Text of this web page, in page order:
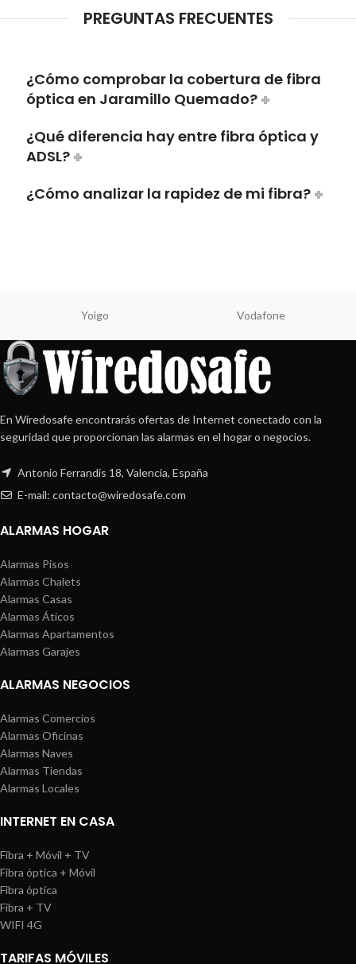
PREGUNTAS FRECUENTES
¿Cómo comprobar la cobertura de fibra
óptica en Jaramillo Quemado?
¿Qué diferencia hay entre fibra óptica y
ADSL?
¿Cómo analizar la rapidez de mi fibra?
Yoigo Vodafone
En Wiredosafe encontrarás ofertas de Internet conectado con la
seguridad que proporcionan las alarmas en el hogar o negocios.
Antonio Ferrandis 18, Valencia, España
E-mail: contacto@wiredosafe.com
ALARMAS HOGAR
Alarmas Pisos
Alarmas Chalets
Alarmas Casas
Alarmas Áticos
Alarmas Apartamentos
Alarmas Garajes
ALARMAS NEGOCIOS
Alarmas Comercios
Alarmas Oficinas
Alarmas Naves
Alarmas Tiendas
Alarmas Locales
INTERNET EN CASA
Fibra + Móvil + TV
Fibra óptica + Móvil
Fibra óptica
Fibra + TV
WIFI 4G
TARIFAS MÓVILES